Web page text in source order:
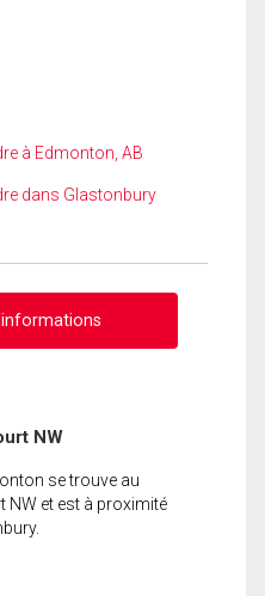
à Edmonton, AB
dans Glastonbury
NW
se trouve au
NW et est à proximité